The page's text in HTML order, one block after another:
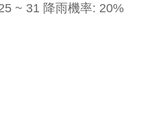
~ 31 降雨機率: 20%